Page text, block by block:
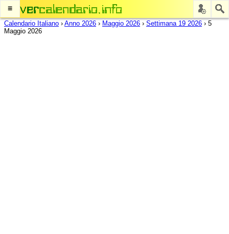
≡
Calendario Italiano › Anno 2026 › Maggio 2026 › Settimana 19 2026 › 5
Maggio 2026